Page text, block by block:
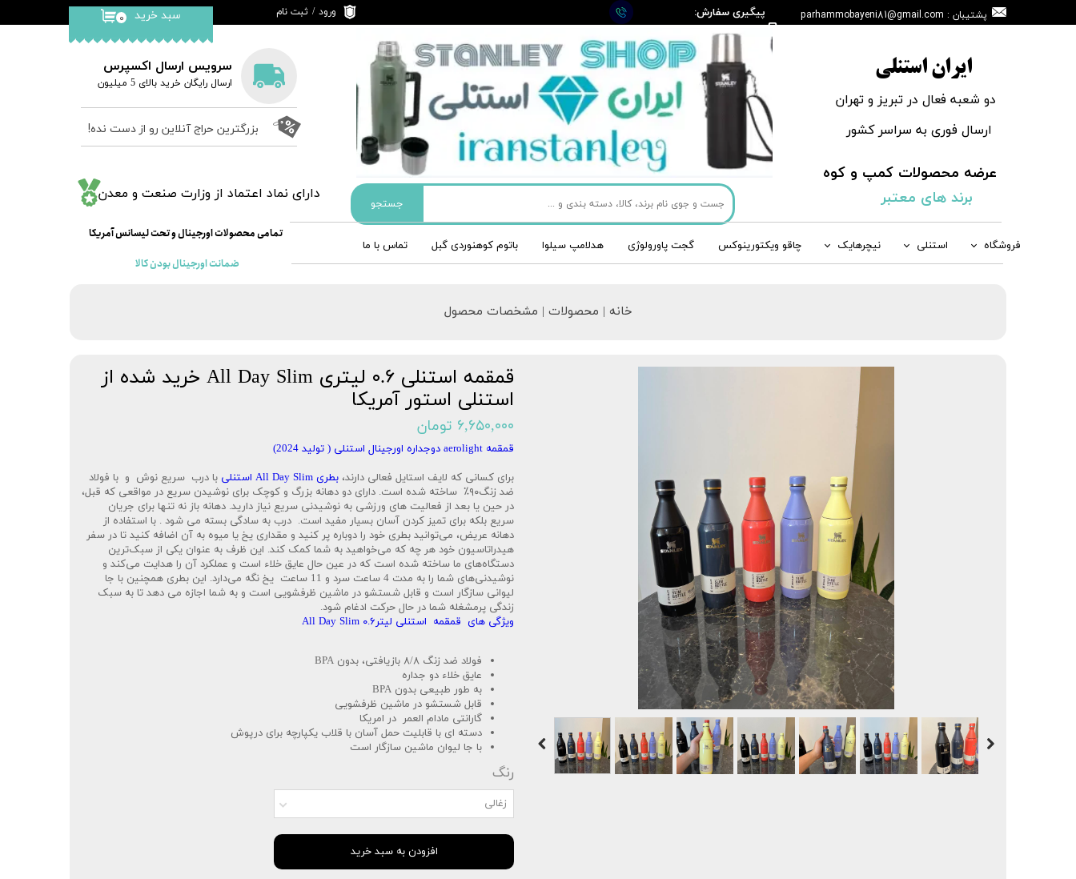
جستجو
سرویس ارسال اکسپرس
​ارسال رایگان خرید بالای 5 میلیون
پشتیبان : parhammobayeni81@gmail.com
پیگیری سفارش:
09146665908
۰ سبد خرید ورود / ثبت نام
تغییر گذر واژه
خروج از حساب
فروشگاه استنلی نیچرهایک چاقو ویکتورینوکس گجت پاورولوژی هدلامپ سیلوا باتوم کوهنوردی گبل تماس با ما
بزرگترین حراج آنلاین رو از دست نده!
​دارای نماد اعتماد از وزارت صنعت و معدن
​​​تمامی محصولات اورجینال و تحت لیسانس آمریکا
ضمانت اورجینال بودن کالا
ایران استنلی
دو شعبه فعال در تبریز و تهران
ارسال فوری به سراسر کشور
عرضه محصولات کمپ و کوه
برند های معتبر
خانه | محصولات | مشخصات محصول
قمقمه استنلی ۰.۶ لیتری All Day Slim خرید شده از
استنلی استور آمریکا
۶,۶۵۰,۰۰۰ تومان
قمقمه aerolight دوجداره اورجینال استنلی ( تولید 2024)
برای کسانی که لایف استایل فعالی دارند، بطری All Day Slim استنلی
با درب سریع نوش و با فولاد
ضد زنگ۹۰٪ ساخته شده است. دارای دو دهانه بزرگ و کوچک برای نوشیدن سریع در مواقعی که قبل،
در حین یا بعد از فعالیت های ورزشی به نوشیدنی سریع نیاز دارید. دهانه باز نه تنها برای جریان
سریع بلکه برای تمیز کردن آسان بسیار مفید است. درب به سادگی بسته می شود . با استفاده از
دهانه عریض، می‌توانید بطری خود را دوباره پر کنید و مقداری یخ یا میوه به آن اضافه کنید تا در سفر
هیدراتاسیون خود هر چه که می‌خواهید به شما کمک کند. این ظرف به عنوان یکی از سبک‌ترین
دستگاه‌های ما ساخته شده است که در عین حال عایق خلاء است و عملکرد آن را هدایت می‌کند و
نوشیدنی‌های شما را به مدت 4 ساعت سرد و 11 ساعت یخ نگه می‌دارد. این بطری همچنین با جا
لیوانی سازگار است و قابل شستشو در ماشین ظرفشویی است و به شما اجازه می دهد تا به سبک
زندگی پرمشغله شما در حال حرکت ادغام شود.
ویژگی های قمقمه استنلی لیترAll Day Slim ۰.۶
فولاد ضد زنگ ۸/۸ بازیافتی، بدون BPA
عایق خلاء دو جداره
به طور طبیعی بدون BPA
قابل شستشو در ماشین ظرفشویی
گارانتی مادام العمر در امریکا
دسته ای با قابلیت حمل آسان با قلاب یکپارچه برای درپوش
با جا لیوان ماشین سازگار است
رنگ
زغالی
افزودن به سبد خرید